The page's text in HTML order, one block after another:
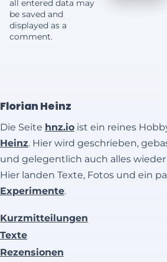
all entered data may
be saved and
displayed as a
comment.
Florian Heinz
Die Seite hnz.io ist ein reines
Heinz. Hier wird geschrieben,
und gelegentlich auch alles
Hier landen Texte, Fotos und ein
Experimente.
Kurzmitteilungen
Texte
Rezensionen